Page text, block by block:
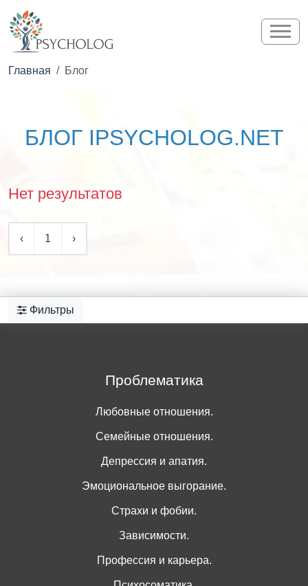
Главная Блог
БЛОГ IPSYCHOLOG.NET
Нет результатов
‹ 1 ›
Фильтры
Проблематика
Любовные отношения.
Семейные отношения.
Депрессия и апатия.
Эмоциональное выгорание.
Страхи и фобии.
Зависимости.
Профессия и карьера.